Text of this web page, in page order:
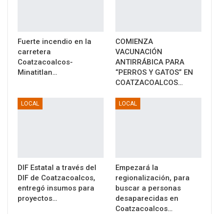
Fuerte incendio en la
carretera
Coatzacoalcos-
Minatitlan…
COMIENZA
VACUNACIÓN
ANTIRRÁBICA PARA
“PERROS Y GATOS” EN
COATZACOALCOS…
LOCAL
DIF Estatal a través del
DIF de Coatzacoalcos,
entregó insumos para
proyectos…
LOCAL
Empezará la
regionalización, para
buscar a personas
desaparecidas en
Coatzacoalcos…